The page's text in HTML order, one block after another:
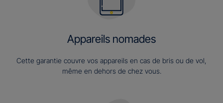
Appareils nomades
Cette garantie couvre vos appareils en cas de bris ou de vol,
même en dehors de chez vous.